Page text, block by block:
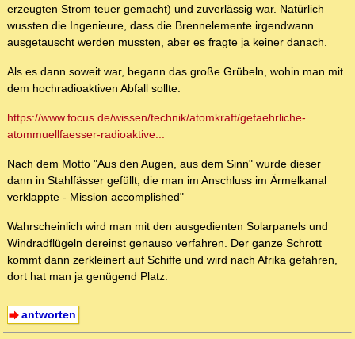
erzeugten Strom teuer gemacht) und zuverlässig war. Natürlich
wussten die Ingenieure, dass die Brennelemente irgendwann
ausgetauscht werden mussten, aber es fragte ja keiner danach.
Als es dann soweit war, begann das große Grübeln, wohin man mit
dem hochradioaktiven Abfall sollte.
https://www.focus.de/wissen/technik/atomkraft/gefaehrliche-
atommuellfaesser-radioaktive...
Nach dem Motto "Aus den Augen, aus dem Sinn" wurde dieser
dann in Stahlfässer gefüllt, die man im Anschluss im Ärmelkanal
verklappte - Mission accomplished"
Wahrscheinlich wird man mit den ausgedienten Solarpanels und
Windradflügeln dereinst genauso verfahren. Der ganze Schrott
kommt dann zerkleinert auf Schiffe und wird nach Afrika gefahren,
dort hat man ja genügend Platz.
antworten